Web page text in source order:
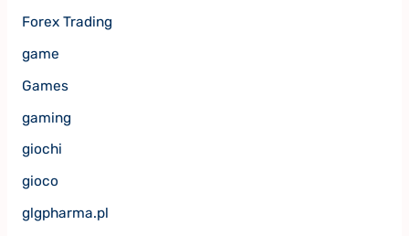
Forex Trading
game
Games
gaming
giochi
gioco
glgpharma.pl